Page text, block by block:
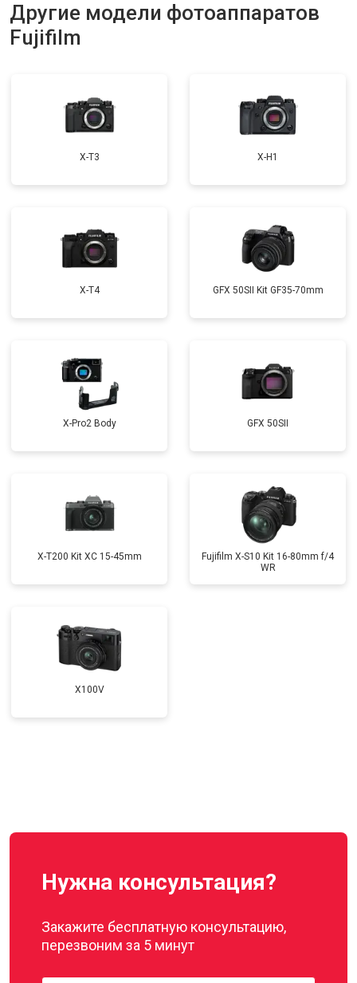
Другие модели фотоаппаратов
Fujifilm
X-T3 X-H1
X-T4 GFX 50SII Kit GF35-70mm
X-Pro2 Body GFX 50SII
X-T200 Kit XC 15-45mm
Fujifilm X-S10 Kit 16-80mm f/4
WR
X100V
Нужна консультация?
Закажите бесплатную консультацию,
перезвоним за 5 минут